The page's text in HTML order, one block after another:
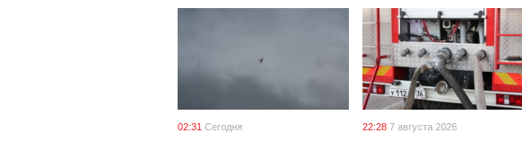
02:31 Сегодня 22:28 7 августа 2026